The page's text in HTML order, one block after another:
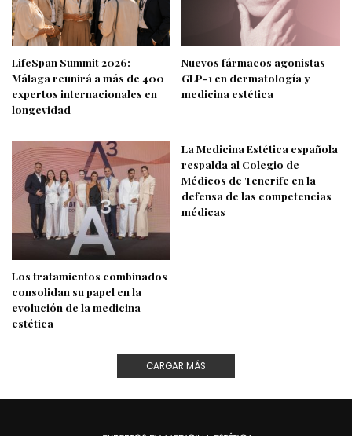
LifeSpan Summit 2026:
Málaga reunirá a más de 400
expertos internacionales en
longevidad
Nuevos fármacos agonistas
GLP-1 en dermatología y
medicina estética
Los tratamientos combinados
consolidan su papel en la
evolución de la medicina
estética
La Medicina Estética española
respalda al Colegio de
Médicos de Tenerife en la
defensa de las competencias
médicas
CARGAR MÁS